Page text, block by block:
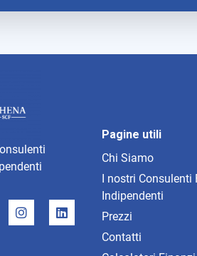
Pagine utili
Chi Siamo
I nostri Consulenti
Indipendenti
Prezzi
Contatti